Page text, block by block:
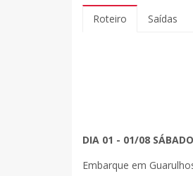
Roteiro Saídas
DIA 01 - 01/08
Embarque em